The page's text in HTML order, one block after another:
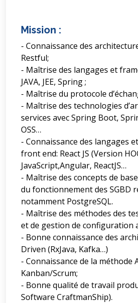
Mission :
- Connaissance des
Restful;
- Maîtrise des langages et
JAVA, JEE, Spring ;
- Maîtrise du protocole
- Maîtrise des technologies
services avec Spring Boot,
OSS…
- Connaissance des langages
front end: React JS (Version
JavaScript,Angular, ReactJS…
- Maîtrise des concepts de
du fonctionnement des SGBD
notamment PostgreSQL.
- Maîtrise des méthodes des
et de gestion de configuration
- Bonne connaissance des
Driven (RxJava, Kafka…)
- Connaissance de la méthode
Kanban/Scrum;
- Bonne qualité de travail
Software CraftmanShip).